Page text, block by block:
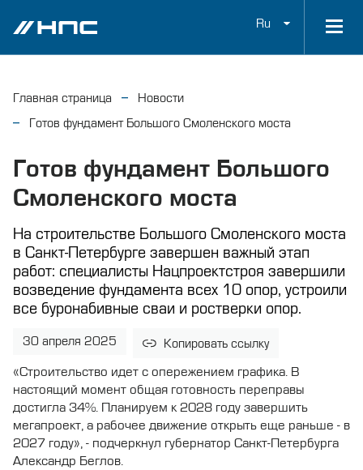
Ru
Главная страница
Новости
Готов фундамент Большого Смоленского моста
Готов фундамент Большого
Смоленского моста
На строительстве Большого Смоленского моста
в Санкт-Петербурге завершен важный этап
работ: специалисты Нацпроектстроя завершили
возведение фундамента всех 10 опор, устроили
все буронабивные сваи и ростверки опор.
30 апреля 2025 Копировать ссылку
«Строительство идет с опережением графика. В
настоящий момент общая готовность переправы
достигла 34%. Планируем к 2028 году завершить
мегапроект, а рабочее движение открыть еще раньше - в
2027 году», - подчеркнул губернатор Санкт-Петербурга
Александр Беглов.